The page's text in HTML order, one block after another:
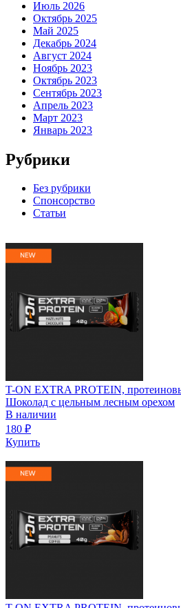
Июль 2026
Октябрь 2025
Май 2025
Декабрь 2024
Август 2024
Ноябрь 2023
Октябрь 2023
Сентябрь 2023
Апрель 2023
Март 2023
Январь 2023
Рубрики
Без рубрики
Спонсорство
Статьи
T-ON EXTRA PROTEIN,
Шоколад с цельным лесным орехом
В наличии
180 ₽
Купить